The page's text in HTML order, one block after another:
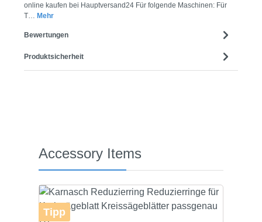
online kaufen bei Hauptversand24 Für folgende Maschinen: Für
T… Mehr
Bewertungen
Produktsicherheit
Produktgalerie überspringen
Accessory Items
Tipp